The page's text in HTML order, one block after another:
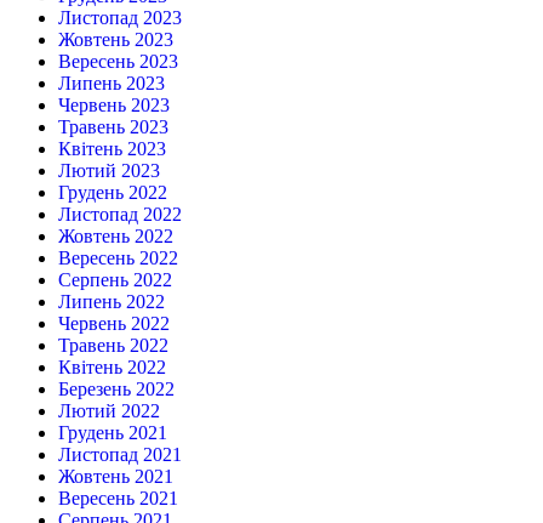
Листопад 2023
Жовтень 2023
Вересень 2023
Липень 2023
Червень 2023
Травень 2023
Квітень 2023
Лютий 2023
Грудень 2022
Листопад 2022
Жовтень 2022
Вересень 2022
Серпень 2022
Липень 2022
Червень 2022
Травень 2022
Квітень 2022
Березень 2022
Лютий 2022
Грудень 2021
Листопад 2021
Жовтень 2021
Вересень 2021